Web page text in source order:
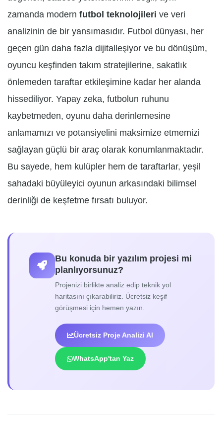
zamanda modern futbol teknolojileri ve veri
analizinin de bir yansımasıdır. Futbol dünyası, her
geçen gün daha fazla dijitalleşiyor ve bu dönüşüm,
oyuncu keşfinden takım stratejilerine, sakatlık
önlemeden taraftar etkileşimine kadar her alanda
hissediliyor. Yapay zeka, futbolun ruhunu
kaybetmeden, oyunu daha derinlemesine
anlamamızı ve potansiyelini maksimize etmemizi
sağlayan güçlü bir araç olarak konumlanmaktadır.
Bu sayede, hem kulüpler hem de taraftarlar, yeşil
sahadaki büyüleyici oyunun arkasındaki bilimsel
derinliği de keşfetme fırsatı buluyor.
Bu konuda bir yazılım projesi mi
planlıyorsunuz?
Projenizi birlikte analiz edip teknik yol
haritasını çıkarabiliriz. Ücretsiz keşif
görüşmesi için hemen yazın.
Ücretsiz Proje Analizi Al
WhatsApp'tan Yaz